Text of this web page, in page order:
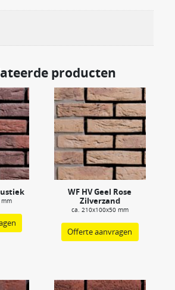
producten
mm
WF HV Geel Rose
Zilverzand
ca. 210x100x50 mm
Offerte aanvragen